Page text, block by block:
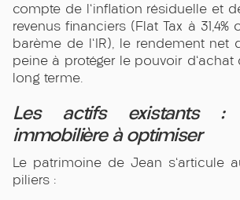
compte de l'inflation résiduelle et
revenus financiers (Flat Tax à 31,4%
barème de l'IR), le rendement net
peine à protéger le pouvoir d'achat
long terme.
Les actifs existants :
immobilière à optimiser
Le patrimoine de Jean s'articule
piliers :